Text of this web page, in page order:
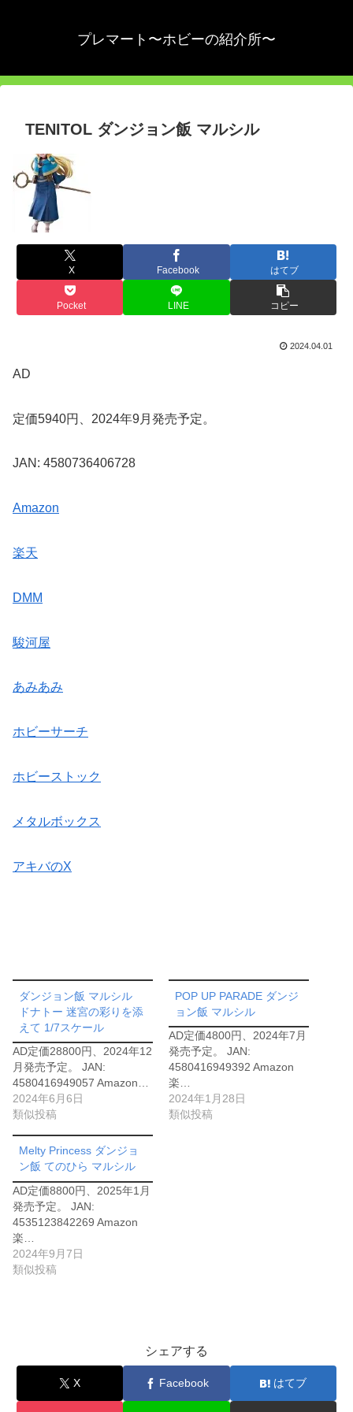
プレマート〜ホビーの紹介所〜
TENITOL ダンジョン飯 マルシル
X Facebook はてブ
Pocket LINE コピー
2024.04.01
AD
定価5940円、2024年9月発売予定。
JAN: 4580736406728
Amazon
楽天
DMM
駿河屋
あみあみ
ホビーサーチ
ホビーストック
メタルボックス
アキバのX
ダンジョン飯 マルシル
ドナトー 迷宮の彩りを添
えて 1/7スケール
AD定価28800円、2024年12
月発売予定。 JAN:
4580416949057 Amazon…
2024年6月6日
類似投稿
POP UP PARADE ダンジ
ョン飯 マルシル
AD定価4800円、2024年7月
発売予定。 JAN:
4580416949392 Amazon
楽…
2024年1月28日
類似投稿
Melty Princess ダンジョ
ン飯 てのひら マルシル
AD定価8800円、2025年1月
発売予定。 JAN:
4535123842269 Amazon
楽…
2024年9月7日
類似投稿
シェアする
X Facebook はてブ